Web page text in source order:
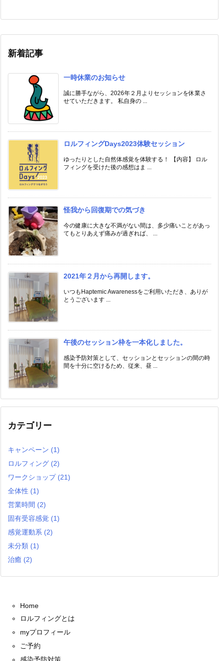
新着記事
一時休業のお知らせ
誠に勝手ながら、2026年２月よりセッションを休業さ
せていただきます。 私自身の ...
ロルフィングDays2023体験セッション
ゆったりとした自然体感覚を体験する！ 【内容】 ロル
フィングを受けた後の感想はま ...
怪我から回復期での気づき
今の健康に大きな不満がない間は、多少痛いことがあっ
てもとりあえず痛みが過ぎれば、 ...
2021年２月から再開します。
いつもHaptemic Awarenessをご利用いただき、ありが
とうございます ...
午後のセッション枠を一本化しました。
感染予防対策として、セッションとセッションの間の時
間を十分に空けるため、従来、昼 ...
カテゴリー
キャンペーン (1)
ロルフィング (2)
ワークショップ (21)
全体性 (1)
営業時間 (2)
固有受容感覚 (1)
感覚運動系 (2)
未分類 (1)
治癒 (2)
Home
ロルフィングとは
myプロフィール
ご予約